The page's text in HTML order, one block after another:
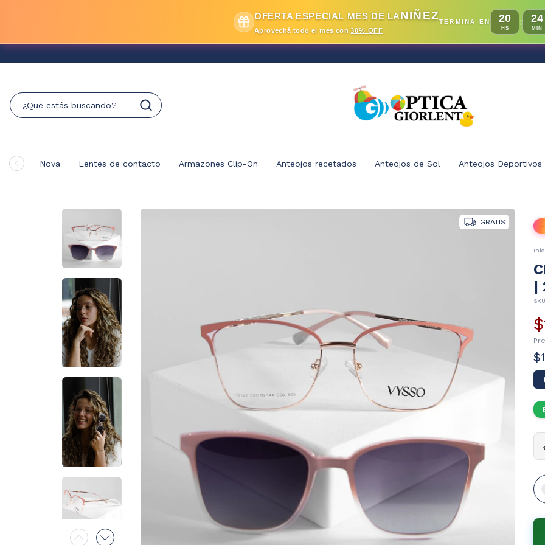
OFERTA ESPECIAL MES DE LANIÑEZ
Aprovechá todo el mes con30% OFF
TERMINA EN 20
HS
: 24
MIN
Nova Lentes de contacto Armazones Clip-On Anteojos recetados Anteojos de Sol Anteojos Deportivos
GRATIS -
|